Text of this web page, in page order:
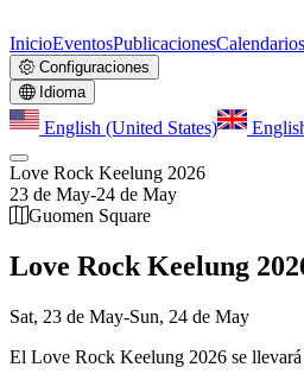
InicioEventosPublicacionesCalendarios
Configuraciones
Idioma
English (United States)
Love Rock Keelung 2026
23 de May-24 de May
Guomen Square
Love Rock Keelung
Sat, 23 de May-Sun, 24 de May
El Love Rock Keelung 2026 se llevará